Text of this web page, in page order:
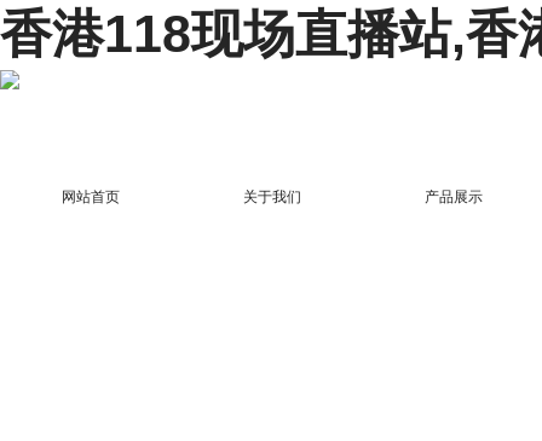
香港118现场直播站,香
网站首页 关于我们 产品展示